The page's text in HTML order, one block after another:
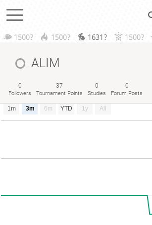
1500? 1500? 1631? 1500?
ALIM
0
Followers
37
Tournament Points
0
Studies
0
Forum Posts
1m 3m 6m YTD 1y All